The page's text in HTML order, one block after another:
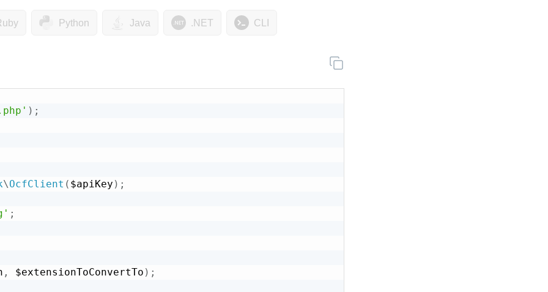
Python Java .NET CLI
) ;
\OcfClient ( $apiKey ) ;
;
, $extensionToConvertTo ) ;